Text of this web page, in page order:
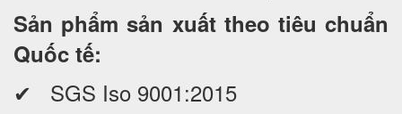
Sản phẩm sản xuất theo tiêu chuẩn
Quốc tế:
✔ SGS Iso 9001:2015